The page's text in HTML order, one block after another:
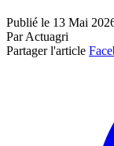
Publié le 13 Mai
Par Actuagri
Partager l'article